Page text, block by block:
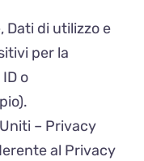
Dati di utilizzo e
per la
o
– Privacy
al Privacy